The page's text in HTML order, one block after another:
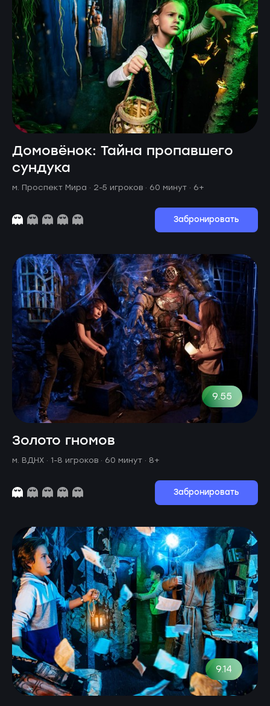
Домовёнок: Тайна пропавшего
сундука
м. Проспект Мира · 2-5 игроков · 60 минут · 6+
Забронировать
9.55
Золото гномов
м. ВДНХ · 1-8 игроков · 60 минут · 8+
Забронировать
9.14